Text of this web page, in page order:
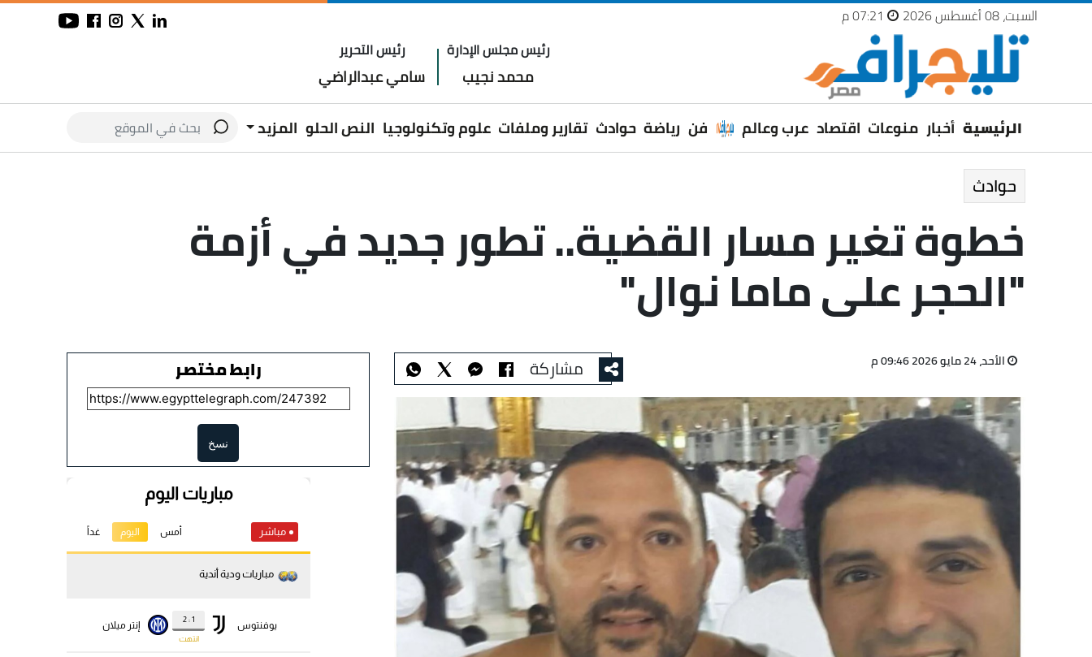
السبت، 08 أغسطس 2026
رئيس مجلس الإدارة
محمد نجيب
رئيس التحرير
سامي عبدالراضي
الرئيسية أخبار منوعات اقتصاد عرب وعالم فن رياضة حوادث تقارير وملفات علوم وتكنولوجيا النص الحلو المزيد
حوادث
خطوة تغير مسار القضية.. تطور جديد في أزمة
"الحجر على ماما نوال"
الأحد، 24 مايو 2026 09:46 م مشاركة رابط مختصر
نسخ